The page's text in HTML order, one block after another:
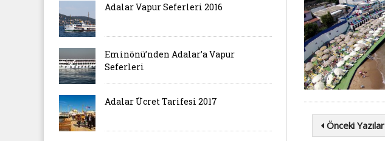
Önceki Yazılar
Adalar Vapur Seferleri 2016
Eminönü’nden Adalar’a Vapur
Seferleri
Adalar Ücret Tarifesi 2017